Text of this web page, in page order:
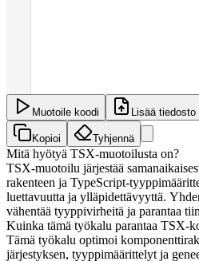
Muotoile koodi Lisää tiedosto
Kopioi Tyhjennä
Mitä hyötyä TSX-muotoilusta on?
TSX-muotoilu järjestää
rakenteen ja TypeScript-
luettavuutta ja ylläpidettävyyttä.
vähentää tyyppivirheitä ja parantaa
Kuinka tämä työkalu parantaa TSX-
Tämä työkalu optimoi
järjestyksen, tyyppimäärittelyt ja